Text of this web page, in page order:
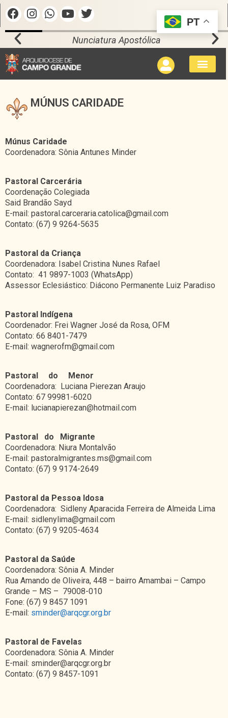
Nunciatura Apostólica
MÚNUS CARIDADE
Múnus Caridade
Coordenadora: Sônia Antunes Minder
Pastoral Carcerária
Coordenação Colegiada
Said Brandão Sayd
E-mail: pastoral.carceraria.catolica@gmail.com
Contato: (67) 9 9264-5635
Pastoral da Criança
Coordenadora: Isabel Cristina Nunes Rafael
Contato: 41 9897-1003 (WhatsApp)
Assessor Eclesiástico: Diácono Permanente Luiz Paradiso
Pastoral Indígena
Coordenador: Frei Wagner José da Rosa, OFM
Contato: 66 8401-7479
E-mail: wagnerofm@gmail.com
Pastoral do Menor
Coordenadora: Luciana Pierezan Araujo
Contato: 67 99981-6020
E-mail: lucianapierezan@hotmail.com
Pastoral do Migrante
Coordenadora: Niura Montalvão
E-mail: pastoralmigrantes.ms@gmail.com
Contato: (67) 9 9174-2649
Pastoral da Pessoa Idosa
Coordenadora: Sidleny Aparacida Ferreira de Almeida Lima
E-mail: sidlenylima@gmail.com
Contato: (67) 9 9205-4634
Pastoral da Saúde
Coordenadora: Sônia A. Minder
Rua Amando de Oliveira, 448 – bairro Amambai – Campo
Grande – MS – 79008-010
Fone: (67) 9 8457 1091
E-mail: sminder@arqcgr.org.br
Pastoral de Favelas
Coordenadora: Sônia A. Minder
E-mail: sminder@arqcgr.org.br
Contato: (67) 9 8457-1091
PT